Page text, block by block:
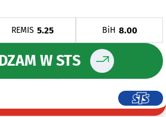
REMIS 5.25 BiH 8.00
W STS